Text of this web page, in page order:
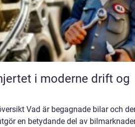
Vad är begagnade bilar och
en betydande del av